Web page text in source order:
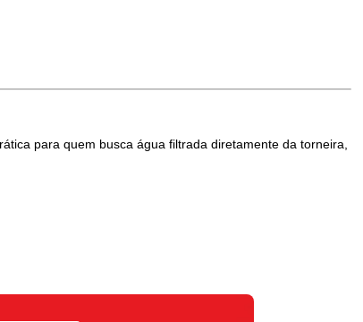
para quem busca água filtrada diretamente da torneira,